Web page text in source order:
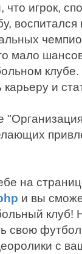
игрок,
мало
клубе.
карьеру и
на
и вы
клуб!
свою
с